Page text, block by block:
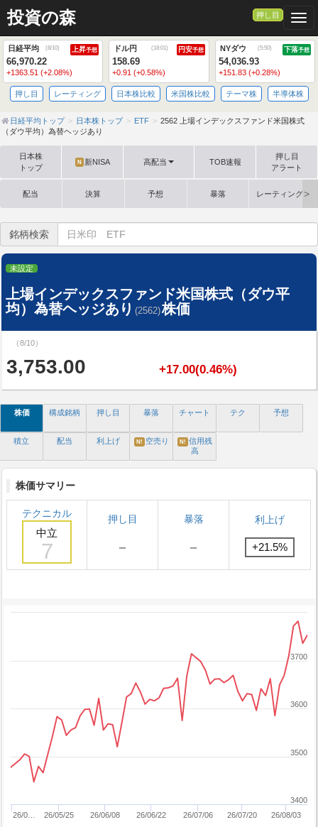
投資の森 押し目
日経平均 (8/10) 上昇予想
66,970.22
+1363.51 (+2.08%)
ドル円 (18:01) 円安予想
158.69
+0.91 (+0.58%)
NYダウ (5:50) 下落予想
54,036.93
+151.83 (+0.28%)
押し目 レーティング 日本株比較 米国株比較 テーマ株 半導体株
日経平均トップ 日本株トップ ETF
2562 上場インデックスファンド米国株式
（ダウ平均）為替ヘッジあり
日本株
トップ
N 新NISA 高配当 TOB速報
押し目
アラート
配当 決算 予想 暴落 レーティング格
銘柄検索
未設定
上場インデックスファンド米国株式（ダウ平
均）為替ヘッジあり (2562)株価
（8/10）
3,753.00 +17.00(0.46%)
株価 構成銘柄 押し目 暴落 チャート テク 予想
積立 配当 利上げ N! 空売り N! 信用残
高
株価サマリー
テクニカル
中立
7
押し目
－
暴落
－
利上げ
+21.5%
26/0… 26/05/25 26/06/08 26/06/22 26/07/06 26/07/20 26/08/03
3400
3500
3600
3700